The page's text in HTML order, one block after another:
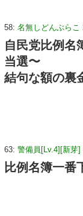
58: 名無しどんぶらこ
自民党比例名
当選〜
結句な額の裏
63: 警備員[Lv.4][新芽]
比例名簿一番